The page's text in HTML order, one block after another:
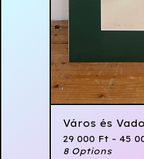
Város és
29 000 Ft - 45
8 Options